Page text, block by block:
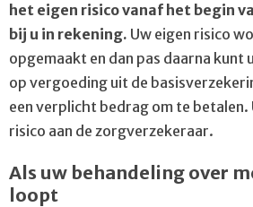
het eigen risico vanaf het begin
bij u in rekening. Uw eigen risico
opgemaakt en dan pas daarna kunt
op vergoeding uit de
een verplicht bedrag om te betalen.
risico aan de zorgverzekeraar.
Als uw behandeling over
loopt